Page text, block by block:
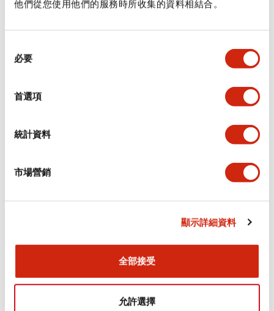
他們從您使用他們的服務時所收集的資料相結合。
必要
首選項
統計資料
市場營銷
顯示詳細資料
全部接受
允許選擇
審美規範
安裝和安裝規範
認證與標準
Flush Silhouette LW系列 控制元件 (英文版)